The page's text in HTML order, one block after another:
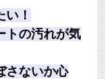
い！
トの汚れが気
さないか心